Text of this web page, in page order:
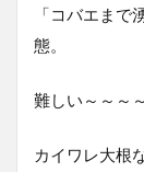
「コバエま
態。
難しい～～～
カイワレ大根